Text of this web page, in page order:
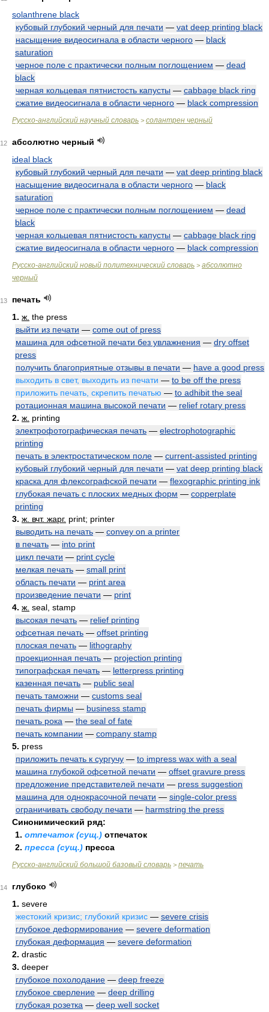
solanthrene black
кубовый глубокий черный для печати — vat deep printing black
насыщение видеосигнала в области черного — black
saturation
черное поле с практически полным поглощением — dead
black
черная кольцевая пятнистость капусты — cabbage black ring
сжатие видеосигнала в области черного — black compression
Русско-английский научный словарь > солантрен черный
12
абсолютно черный
ideal black
кубовый глубокий черный для печати — vat deep printing black
насыщение видеосигнала в области черного — black
saturation
черное поле с практически полным поглощением — dead
black
черная кольцевая пятнистость капусты — cabbage black ring
сжатие видеосигнала в области черного — black compression
Русско-английский новый политехнический словарь > абсолютно
черный
13
печать
1. ж. the press
выйти из печати — come out of press
машина для офсетной печати без увлажнения — dry offset
press
получить благоприятные отзывы в печати — have a good press
выходить в свет, выходить из печати — to be off the press
приложить печать, скрепить печатью — to adhibit the seal
ротационная машина высокой печати — relief rotary press
2. ж. printing
электрофотографическая печать — electrophotographic
printing
печать в электростатическом поле — current-assisted printing
кубовый глубокий черный для печати — vat deep printing black
краска для флексографской печати — flexographic printing ink
глубокая печать с плоских медных форм — copperplate
printing
3. ж. вчт. жарг. print; printer
выводить на печать — convey on a printer
в печать — into print
цикл печати — print cycle
мелкая печать — small print
область печати — print area
произведение печати — print
4. ж. seal, stamp
высокая печать — relief printing
офсетная печать — offset printing
плоская печать — lithography
проекционная печать — projection printing
типографская печать — letterpress printing
казенная печать — public seal
печать таможни — customs seal
печать фирмы — business stamp
печать рока — the seal of fate
печать компании — company stamp
5. press
приложить печать к сургучу — to impress wax with a seal
машина глубокой офсетной печати — offset gravure press
предложение представителей печати — press suggestion
машина для однокрасочной печати — single-color press
ограничивать свободу печати — harmstring the press
Синонимический ряд:
1. отпечаток (сущ.) отпечаток
2. пресса (сущ.) пресса
Русско-английский большой базовый словарь > печать
14
глубоко
1. severe
жестокий кризис; глубокий кризис — severe crisis
глубокое деформирование — severe deformation
глубокая деформация — severe deformation
2. drastic
3. deeper
глубокое похолодание — deep freeze
глубокое сверление — deep drilling
глубокая розетка — deep well socket